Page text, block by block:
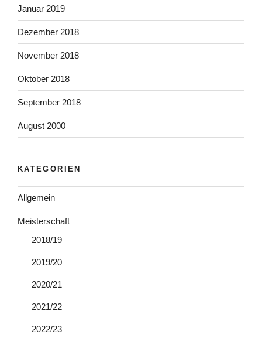
Januar 2019
Dezember 2018
November 2018
Oktober 2018
September 2018
August 2000
KATEGORIEN
Allgemein
Meisterschaft
2018/19
2019/20
2020/21
2021/22
2022/23